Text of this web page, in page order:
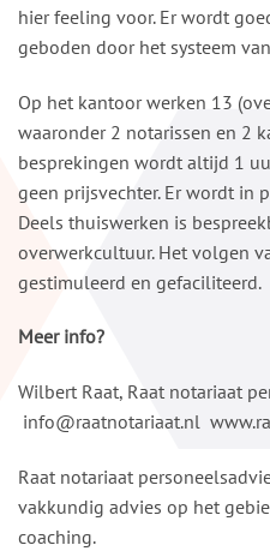
hier feeling voor. Er wordt
geboden door het systeem
Op het kantoor werken 13
waaronder 2 notarissen en 2
besprekingen wordt altijd 1
geen prijsvechter. Er wordt in
Deels thuiswerken is
overwerkcultuur. Het volgen
gestimuleerd en gefaciliteerd.
Meer info?
Wilbert Raat, Raat notariaat
info@raatnotariaat.nl
Raat notariaat
vakkundig advies op het
coaching.